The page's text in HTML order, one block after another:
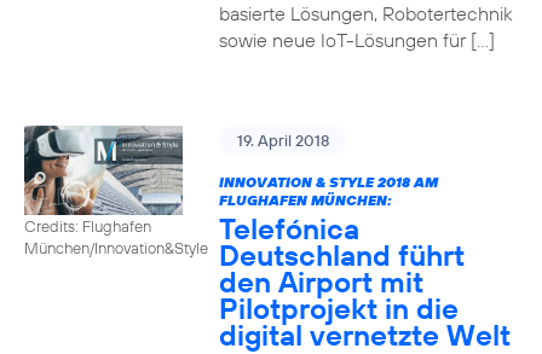
basierte Lösungen, Robotertechnik
sowie neue IoT-Lösungen für […]
Credits: Flughafen
München/Innovation&Style
19. April 2018
INNOVATION & STYLE 2018 AM
FLUGHAFEN MÜNCHEN:
Telefónica
Deutschland führt
den Airport mit
Pilotprojekt in die
digital vernetzte Welt